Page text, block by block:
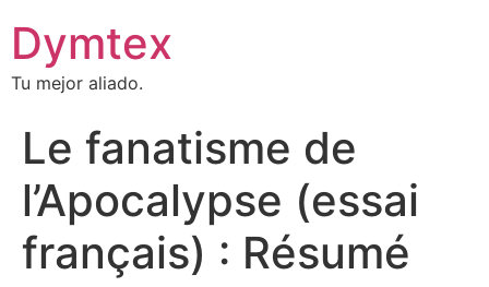
Dymtex
Tu mejor aliado.
Le fanatisme de
l’Apocalypse (essai
français) : Résumé